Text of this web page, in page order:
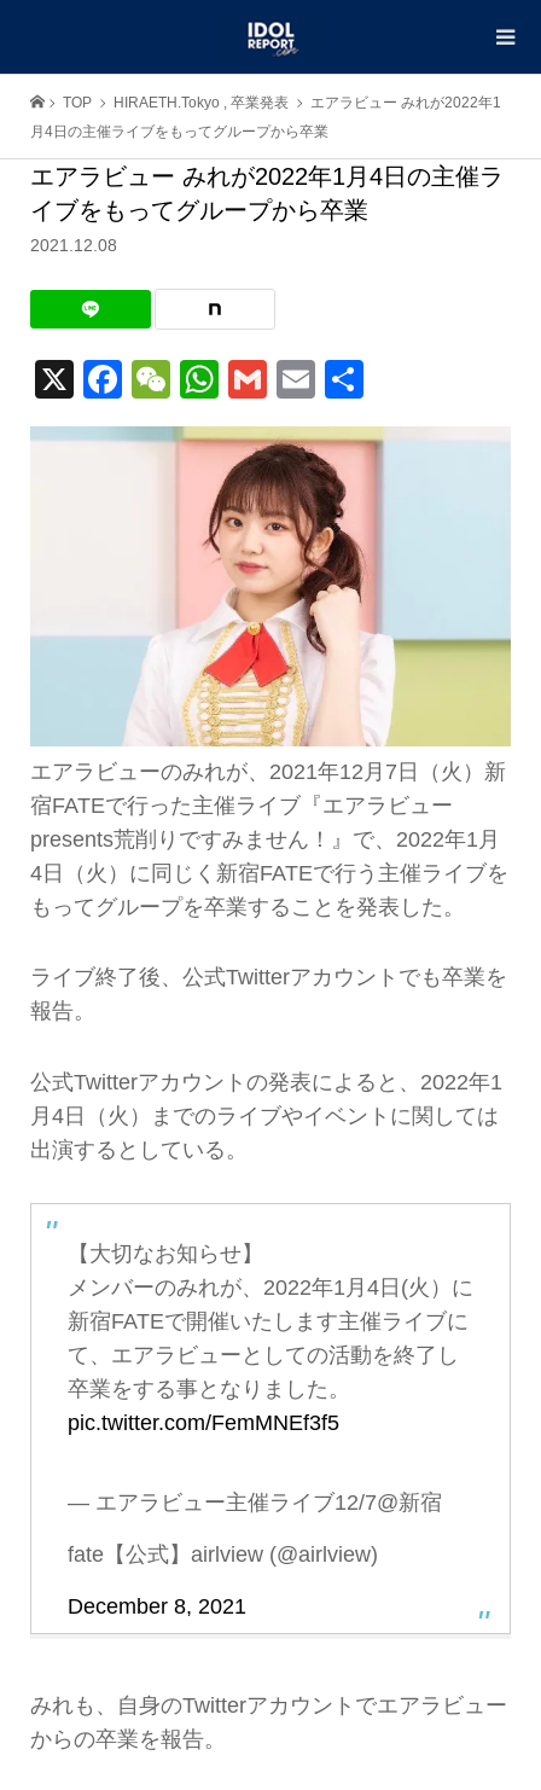
TOP HIRAETH.Tokyo , 卒業発表
エアラビュー みれが2022年1
月4日の主催ライブをもってグループから卒業
エアラビュー みれが2022年1月4日の主催ラ
イブをもってグループから卒業
2021.12.08
X Facebook
WeChat
WhatsApp
GmailEmail
有
エアラビューのみれが、2021年12月7日（火）新
宿FATEで行った主催ライブ『エアラビュー
presents荒削りですみません！』で、2022年1月
4日（火）に同じく新宿FATEで行う主催ライブを
もってグループを卒業することを発表した。
ライブ終了後、公式Twitterアカウントでも卒業を
報告。
公式Twitterアカウントの発表によると、2022年1
月4日（火）までのライブやイベントに関しては
出演するとしている。
【大切なお知らせ】
メンバーのみれが、2022年1月4日(火）に
新宿FATEで開催いたします主催ライブに
て、エアラビューとしての活動を終了し
卒業をする事となりました。
pic.twitter.com/FemMNEf3f5
— エアラビュー主催ライブ12/7@新宿
fate【公式】airlview (@airlview)
December 8, 2021
みれも、自身のTwitterアカウントでエアラビュー
からの卒業を報告。